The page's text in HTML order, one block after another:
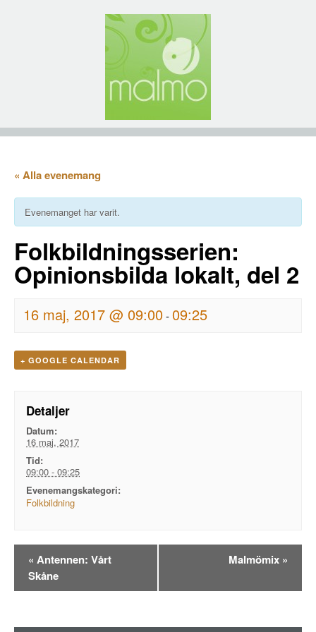
« Alla evenemang
Evenemanget har varit.
Folkbildningsserien:
Opinionsbilda lokalt, del 2
16 maj, 2017 @ 09:00-09:25
+ GOOGLE CALENDAR
Detaljer
Datum:
16 maj, 2017
Tid:
09:00 - 09:25
Evenemangskategori:
Folkbildning
Evenemangsnavigation
« Antennen: Vårt
Skåne
Malmömix »